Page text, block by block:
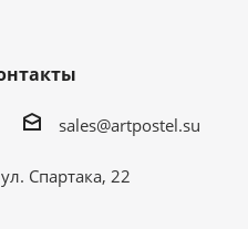
sales@artpostel.su
Спартака, 22